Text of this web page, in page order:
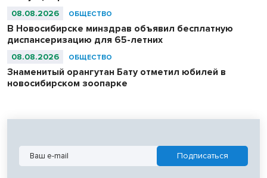
08.08.2026 ОБЩЕСТВО
В Новосибирске минздрав объявил бесплатную
диспансеризацию для 65-летних
08.08.2026 ОБЩЕСТВО
Знаменитый орангутан Бату отметил юбилей в
новосибирском зоопарке